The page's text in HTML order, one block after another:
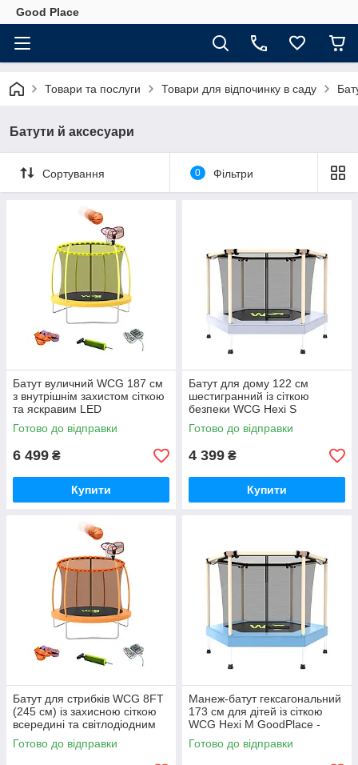
Good Place
Товари та послуги Товари для відпочинку в саду
Батути й аксесуари
Сортування 0 Фільтри
Батут вуличний WCG 187 см
з внутрішнім захистом сіткою
та яскравим LED
підсвічуванням 6FT
GoodPlace -worry-free-
Готово до відправки
6 499 ₴
Купити
Батут для дому 122 см
шестигранний із сіткою
безпеки WCG Hexi S
GoodPlace -worry-free-
shopping-
Готово до відправки
4 399 ₴
Купити
Батут для стрибків WCG 8FT
(245 см) із захисною сіткою
всередині та світлодіодним
підсвічуванням GoodPlace -
worry-free-shopping-
Готово до відправки
Манеж-батут гексагональний
173 см для дітей із сіткою
WCG Hexi M GoodPlace -
worry-free-shopping-
Готово до відправки